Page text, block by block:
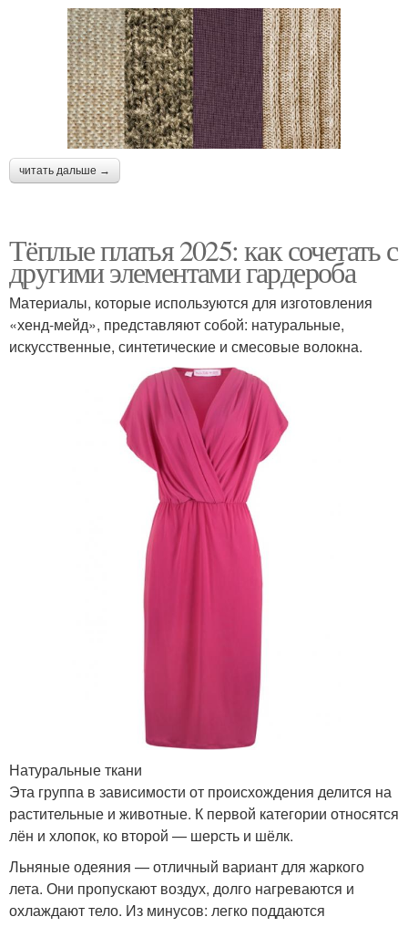
читать дальше →
Тёплые платья 2025: как сочетать с
другими элементами гардероба
Материалы, которые используются для изготовления
«хенд-мейд», представляют собой: натуральные,
искусственные, синтетические и смесовые волокна.
Натуральные ткани
Эта группа в зависимости от происхождения делится на
растительные и животные. К первой категории относятся
лён и хлопок, ко второй — шерсть и шёлк.
Льняные одеяния — отличный вариант для жаркого
лета. Они пропускают воздух, долго нагреваются и
охлаждают тело. Из минусов: легко поддаются